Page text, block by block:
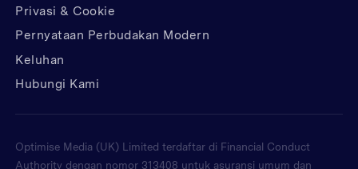
Privasi & Cookie
Pernyataan Perbudakan Modern
Keluhan
Hubungi Kami
Optimise Media (UK) Limited terdaftar di Financial Conduct
Authority dengan nomor 313408 untuk asuransi umum dan